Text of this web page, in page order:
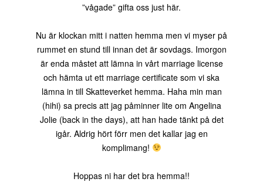
”vågade” gifta oss just här.
Nu är klockan mitt i natten hemma men vi myser på
rummet en stund till innan det är sovdags. Imorgon
är enda måstet att lämna in vårt marriage license
och hämta ut ett marriage certificate som vi ska
lämna in till Skatteverket hemma. Haha min man
(hihi) sa precis att jag påminner lite om Angelina
Jolie (back in the days), att han hade tänkt på det
igår. Aldrig hört förr men det kallar jag en
komplimang!
Hoppas ni har det bra hemma!!